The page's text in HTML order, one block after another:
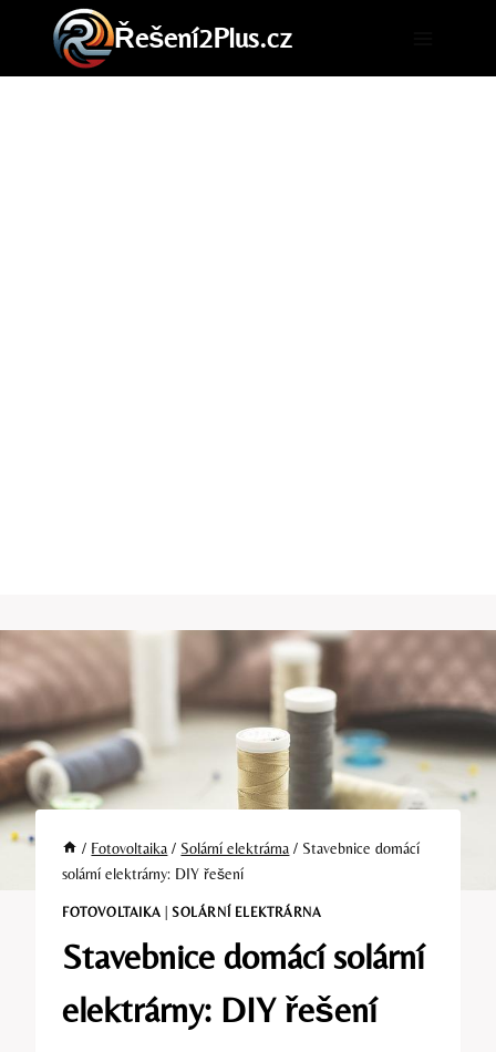
Přeskočit
obsah
Řešení2Plus.cz
/ Fotovoltaika / Solární elektrárna / Stavebnice domácí
solární elektrárny: DIY řešení
FOTOVOLTAIKA SOLÁRNÍ ELEKTRÁRNA
Stavebnice domácí solární
elektrárny: DIY řešení